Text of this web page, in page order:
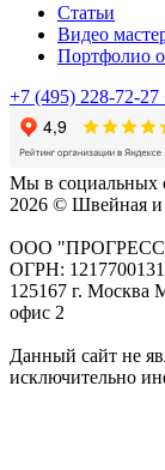
Статьи
Видео
Портфолио
+7 (495) 228-72-27
Мы в социальных
2026 © Швейная и
ООО
ОГРН:
125167 г. Москва
офис 2
Данный сайт не
исключительно